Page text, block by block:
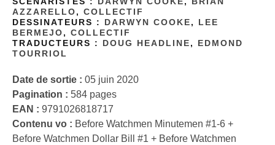
AZZARELLO , COLLECTIF
DESSINATEURS :
DARWYN COOKE ,
LEE
BERMEJO , COLLECTIF
TRADUCTEURS :
DOUG HEADLINE ,
EDMOND
TOURRIOL
Date de sortie : 05 juin 2020
Pagination : 584 pages
EAN : 9791026818717
Contenu vo : Before Watchmen Minutemen #1-6 +
Before Watchmen Dollar Bill #1 + Before Watchmen